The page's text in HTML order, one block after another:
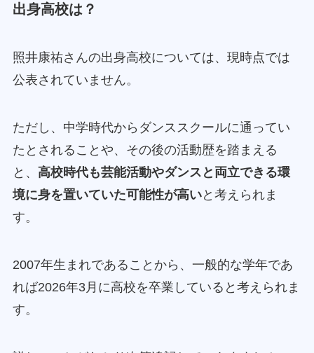
出身高校は？
照井康祐さんの出身高校については、現時点では
公表されていません。
ただし、中学時代からダンススクールに通ってい
たとされることや、その後の活動歴を踏まえる
と、 高校時代も芸能活動やダンスと両立できる環
境に身を置いていた可能性が高いと考えられま
す。
2007年生まれであることから、一般的な学年であ
れば2026年3月に高校を卒業していると考えられま
す。